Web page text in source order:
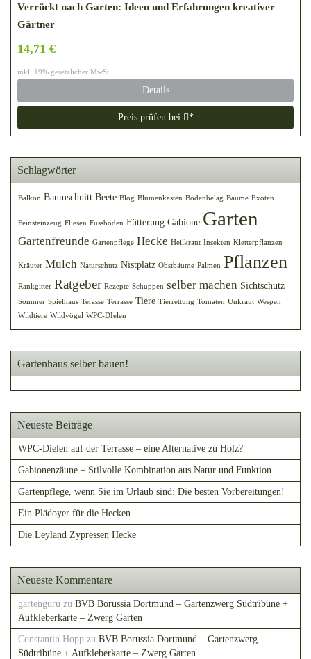
Verrückt nach Garten: Ideen und Erfahrungen kreativer
Gärtner
14,71 €
inkl. 19% gesetzlicher MwSt.
Details
Preis prüfen bei *
Schlagwörter
Balkon Baumschnitt Beete Blog Blumenkasten Bodenbelag Bäume Exoten
Feinsteinzeug Fliesen Fussboden Fütterung Gabione Garten
Gartenfreunde Gartenpflege Hecke Heilkraut Insekten Kletterpflanzen
Kräuter Mulch Naturschutz Nistplatz Obstbäume Palmen Pflanzen
Rankgitter Ratgeber Rezepte Schuppen selber machen Sichtschutz
Sommer Spielhaus Terasse Terrasse Tiere Tierrettung Tomaten Unkraut Wespen
Wildtiere Wildvögel WPC-DIelen
Gartenhaus selber bauen!
Neueste Beiträge
WPC-Dielen auf der Terrasse – eine Alternative zu Holz?
Gabionenzäune – Stilvolle Kombination aus Natur und Funktion
Gartenpflege, wenn Sie im Urlaub sind: Die besten Vorbereitungen!
Ein Plädoyer für die Hecken
Die Leyland Zypressen Hecke
Neueste Kommentare
gartenguru zu BVB Borussia Dortmund – Gartenzwerg Südtribüne +
Aufkleberkarte – Zwerg Garten
Constantin Hopp zu BVB Borussia Dortmund – Gartenzwerg
Südtribüne + Aufkleberkarte – Zwerg Garten